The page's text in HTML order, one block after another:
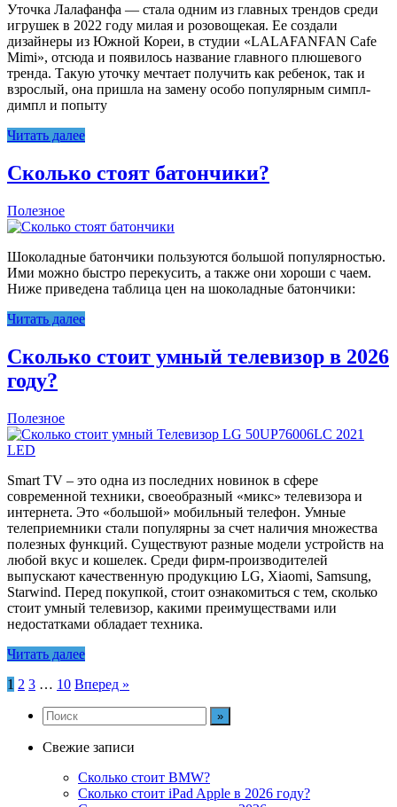
Уточка Лалафанфа — стала одним из главных трендов среди
игрушек в 2022 году милая и розовощекая. Ее создали
дизайнеры из Южной Кореи, в студии «LALAFANFAN Cafe
Mimi», отсюда и появилось название главного плюшевого
тренда. Такую уточку мечтает получить как ребенок, так и
взрослый, она пришла на замену особо популярным симпл-
димпл и попыту
Читать далее
Сколько стоят батончики?
Полезное
Шоколадные батончики пользуются большой популярностью.
Ими можно быстро перекусить, а также они хороши с чаем.
Ниже приведена таблица цен на шоколадные батончики:
Читать далее
Сколько стоит умный телевизор в 2026
году?
Полезное
Smart TV – это одна из последних новинок в сфере
современной техники, своеобразный «микс» телевизора и
интернета. Это «большой» мобильный телефон. Умные
телеприемники стали популярны за счет наличия множества
полезных функций. Существуют разные модели устройств на
любой вкус и кошелек. Среди фирм-производителей
выпускают качественную продукцию LG, Xiaomi, Samsung,
Starwind. Перед покупкой, стоит ознакомиться с тем, сколько
стоит умный телевизор, какими преимуществами или
недостатками обладает техника.
Читать далее
Навигация
по
1 2 3 … 10 Вперед »
Свежие записи
Сколько стоит BMW?
Сколько стоит iPad Apple в 2026 году?